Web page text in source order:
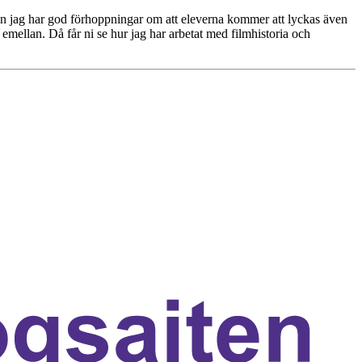
har god förhoppningar om att eleverna kommer att lyckas även
Då får ni se hur jag har arbetat med filmhistoria och